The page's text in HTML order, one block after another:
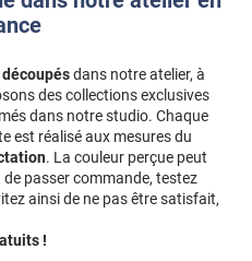
dans notre atelier, à
des collections exclusives
dans notre studio. Chaque
est réalisé aux mesures du
. La couleur perçue peut
passer commande, testez
ainsi de ne pas être satisfait,
!